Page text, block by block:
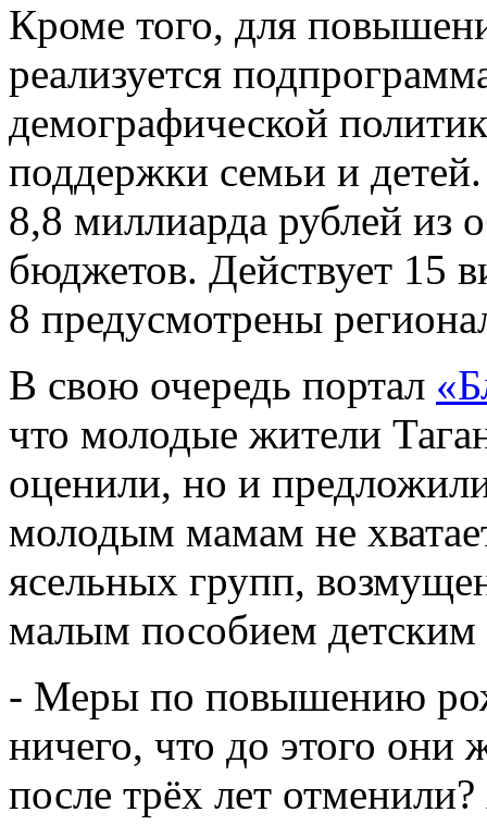
Кроме того, для
реализуется
демографической
поддержки семьи и
8,8 миллиарда рублей из
бюджетов. Действует 15
8 предусмотрены
В свою очередь портал
что молодые жители
оценили, но и
молодым мамам не
ясельных групп,
малым пособием
- Меры по повышению
ничего, что до этого они
после трёх лет